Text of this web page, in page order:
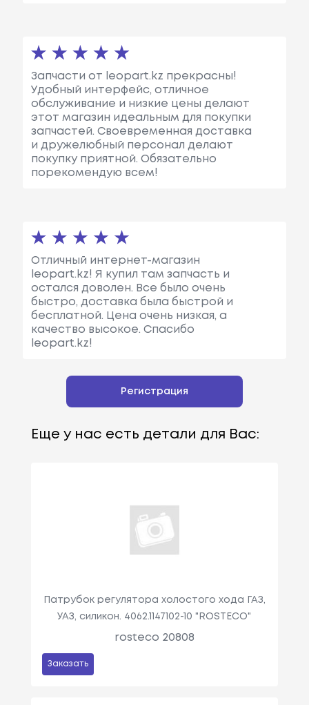
Запчасти от leopart.kz прекрасны!
Удобный интерфейс, отличное
обслуживание и низкие цены делают
этот магазин идеальным для покупки
запчастей. Своевременная доставка
и дружелюбный персонал делают
покупку приятной. Обязательно
порекомендую всем!
Отличный интернет-магазин
leopart.kz! Я купил там запчасть и
остался доволен. Все было очень
быстро, доставка была быстрой и
бесплатной. Цена очень низкая, а
качество высокое. Спасибо
leopart.kz!
Регистрация
Еще у нас есть детали для Вас:
Патрубок регулятора холостого хода ГАЗ,
УАЗ, силикон. 4062.1147102-10 "ROSTECO"
rosteco 20808
Заказать